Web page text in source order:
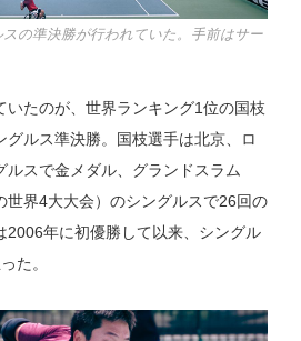
の準決勝が行われていた。手前はサー
いたのが、世界ランキング1位の国枝
グルス準決勝。国枝選手は北京、ロ
ルスで金メダル、グランドスラム
世界4大大会）のシングルスで26回の
2006年に初優勝して以来、シングル
た。